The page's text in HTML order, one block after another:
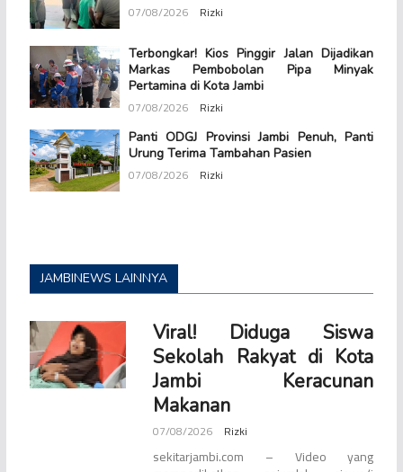
07/08/2026 Rizki
Terbongkar! Kios Pinggir Jalan Dijadikan
Markas Pembobolan Pipa Minyak
Pertamina di Kota Jambi
07/08/2026 Rizki
Panti ODGJ Provinsi Jambi Penuh, Panti
Urung Terima Tambahan Pasien
07/08/2026 Rizki
JAMBINEWS LAINNYA
Viral! Diduga Siswa
Sekolah Rakyat di Kota
Jambi Keracunan
Makanan
07/08/2026 Rizki
sekitarjambi.com – Video yang